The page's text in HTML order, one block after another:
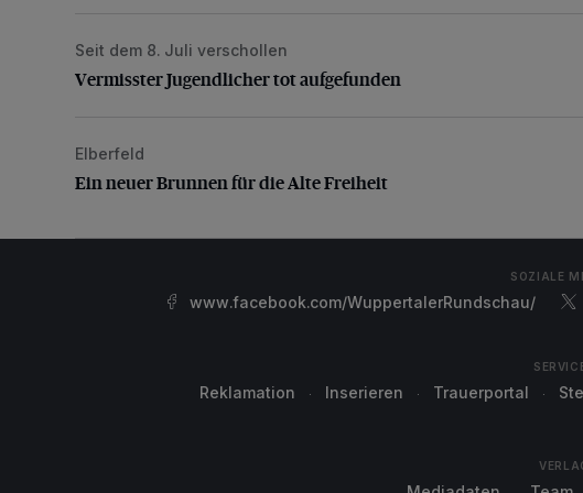
Vermisster Jugendlicher tot aufgefunden
Seit dem 8. Juli verschollen
Vermisster Jugendlicher tot aufgefunden
Ein neuer Brunnen für die Alte Freiheit
Elberfeld
Ein neuer Brunnen für die Alte Freiheit
SOZIALE
www.facebook.com/WuppertalerRundschau/
Reklamation Inserieren Trauerportal